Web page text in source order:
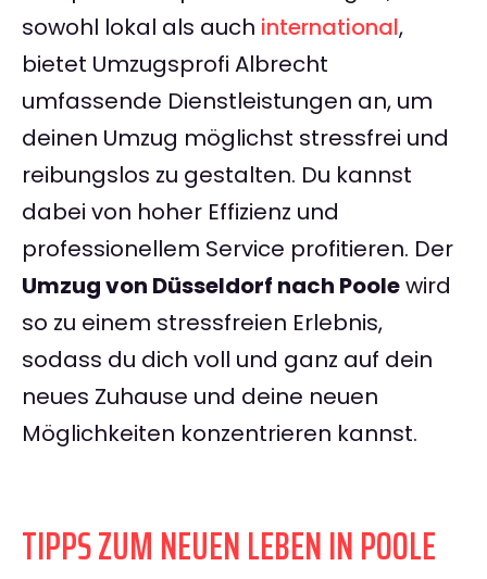
sowohl lokal als auch international,
bietet Umzugsprofi Albrecht
umfassende Dienstleistungen an, um
deinen Umzug möglichst stressfrei und
reibungslos zu gestalten. Du kannst
dabei von hoher Effizienz und
professionellem Service profitieren. Der
Umzug von Düsseldorf nach Poolewird
so zu einem stressfreien Erlebnis,
sodass du dich voll und ganz auf dein
neues Zuhause und deine neuen
Möglichkeiten konzentrieren kannst.
TIPPS ZUM NEUEN LEBEN IN POOLE